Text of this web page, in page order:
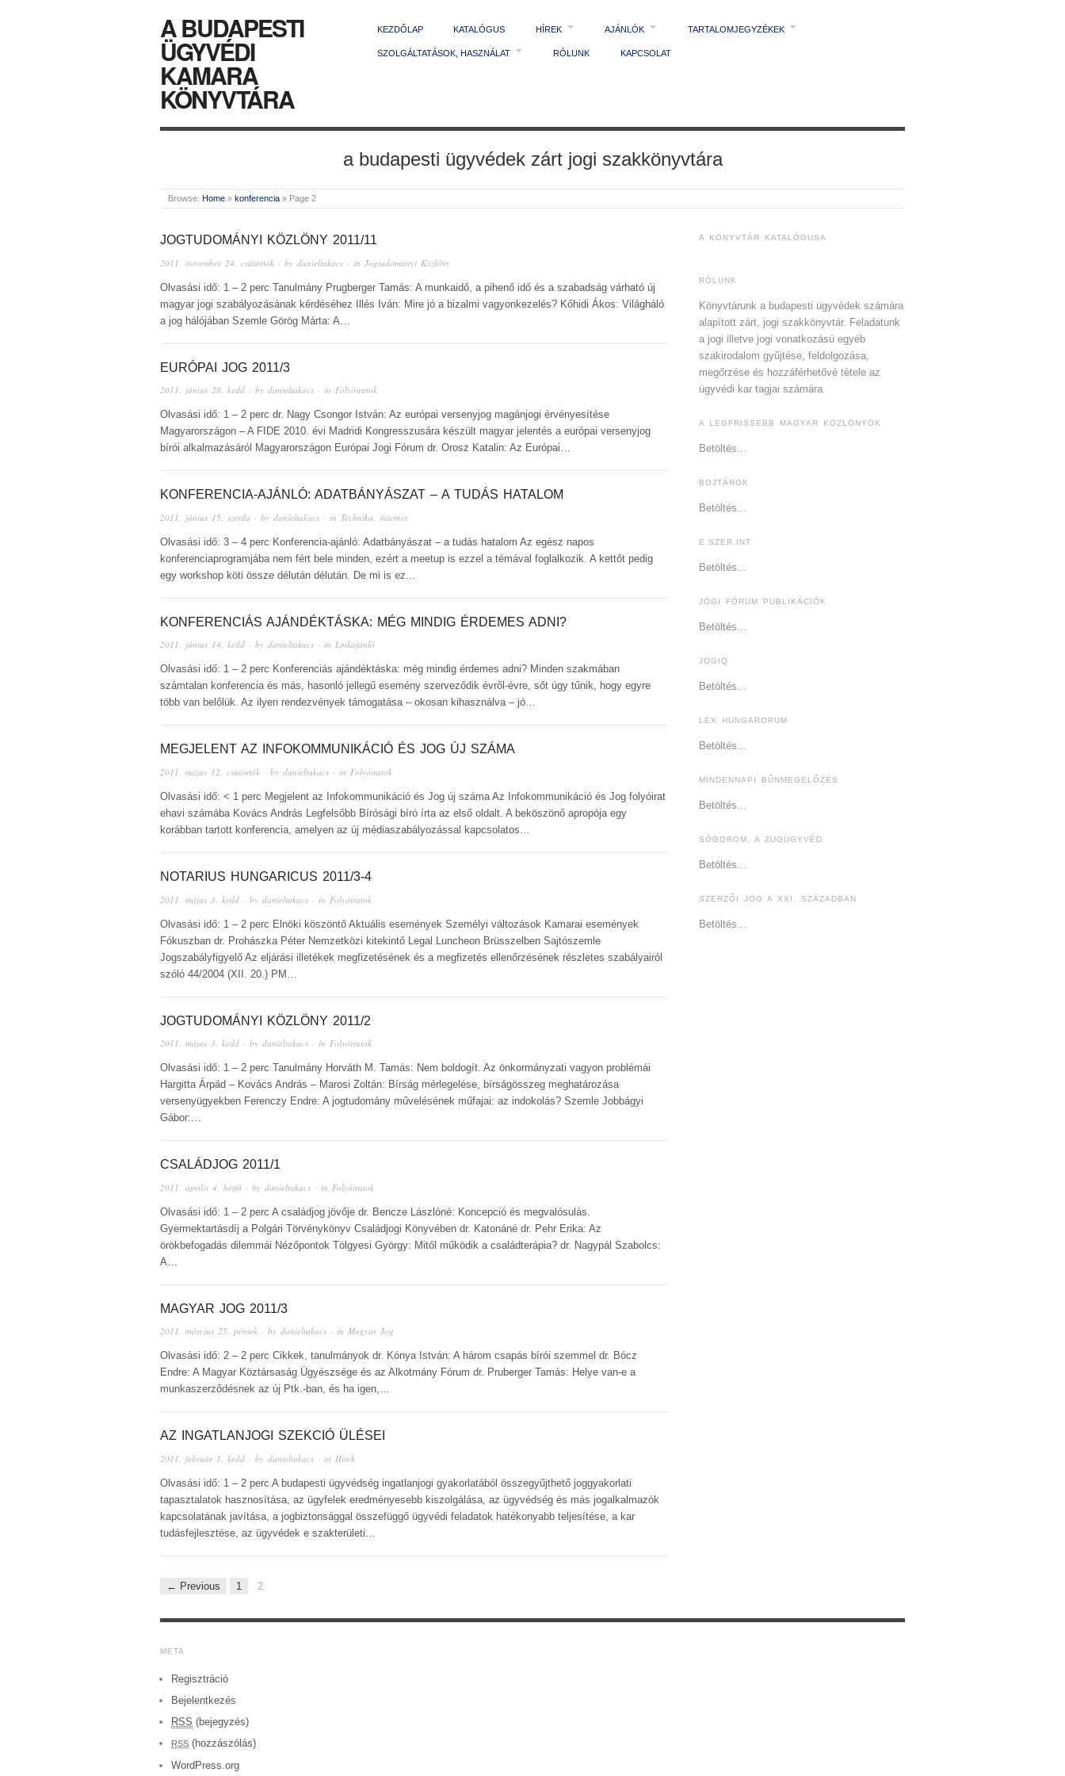
A BUDAPESTI
ÜGYVÉDI
KAMARA
KÖNYVTÁRA
KEZDŐLAP KATALÓGUS HÍREK AJÁNLÓK TARTALOMJEGYZÉKEK
SZOLGÁLTATÁSOK, HASZNÁLAT RÓLUNK KAPCSOLAT
a budapesti ügyvédek zárt jogi szakkönyvtára
Browse: Home » konferencia » Page 2
JOGTUDOMÁNYI KÖZLÖNY 2011/11
2011. november 24. csütörtök · by danieltakacs · in Jogtudományi Közlöny
Olvasási idő: 1 – 2 perc Tanulmány Prugberger Tamás: A munkaidő, a pihenő idő és a szabadság várható új
magyar jogi szabályozásának kérdéséhez Illés Iván: Mire jó a bizalmi vagyonkezelés? Kőhidi Ákos: Világháló
a jog hálójában Szemle Görög Márta: A…
EURÓPAI JOG 2011/3
2011. június 28. kedd · by danieltakacs · in Folyóiratok
Olvasási idő: 1 – 2 perc dr. Nagy Csongor István: Az európai versenyjog magánjogi érvényesítése
Magyarországon – A FIDE 2010. évi Madridi Kongresszusára készült magyar jelentés a európai versenyjog
bírói alkalmazásáról Magyarországon Európai Jogi Fórum dr. Orosz Katalin: Az Európai…
KONFERENCIA-AJÁNLÓ: ADATBÁNYÁSZAT – A TUDÁS HATALOM
2011. június 15. szerda · by danieltakacs · in Technika, internet
Olvasási idő: 3 – 4 perc Konferencia-ajánló: Adatbányászat – a tudás hatalom Az egész napos
konferenciaprogramjába nem fért bele minden, ezért a meetup is ezzel a témával foglalkozik. A kettőt pedig
egy workshop köti össze délután délután. De mi is ez…
KONFERENCIÁS AJÁNDÉKTÁSKA: MÉG MINDIG ÉRDEMES ADNI?
2011. június 14. kedd · by danieltakacs · in Linkajánló
Olvasási idő: 1 – 2 perc Konferenciás ajándéktáska: még mindig érdemes adni? Minden szakmában
számtalan konferencia és más, hasonló jellegű esemény szerveződik évről-évre, sőt úgy tűnik, hogy egyre
több van belőlük. Az ilyen rendezvények támogatása – okosan kihasználva – jó…
MEGJELENT AZ INFOKOMMUNIKÁCIÓ ÉS JOG ÚJ SZÁMA
2011. május 12. csütörtök · by danieltakacs · in Folyóiratok
Olvasási idő: < 1 perc Megjelent az Infokommunikáció és Jog új száma Az Infokommunikáció és Jog folyóirat
ehavi számába Kovács András Legfelsőbb Bírósági bíró írta az első oldalt. A beköszönő apropója egy
korábban tartott konferencia, amelyen az új médiaszabályozással kapcsolatos...
NOTARIUS HUNGARICUS 2011/3-4
2011. május 3. kedd · by danieltakacs · in Folyóiratok
Olvasási idő: 1 – 2 perc Elnöki köszöntő Aktuális események Személyi változások Kamarai események
Fókuszban dr. Prohászka Péter Nemzetközi kitekintő Legal Luncheon Brüsszelben Sajtószemle
Jogszabályfigyelő Az eljárási illetékek megfizetésének és a megfizetés ellenőrzésének részletes szabályairól
szóló 44/2004 (XII. 20.) PM…
JOGTUDOMÁNYI KÖZLÖNY 2011/2
2011. május 3. kedd · by danieltakacs · in Folyóiratok
Olvasási idő: 1 – 2 perc Tanulmány Horváth M. Tamás: Nem boldogít. Az önkormányzati vagyon problémái
Hargitta Árpád – Kovács András – Marosi Zoltán: Bírság mérlegelése, bírságösszeg meghatározása
versenyügyekben Ferenczy Endre: A jogtudomány művelésének műfajai: az indokolás? Szemle Jobbágyi
Gábor:…
CSALÁDJOG 2011/1
2011. április 4. hétfő · by danieltakacs · in Folyóiratok
Olvasási idő: 1 – 2 perc A családjog jövője dr. Bencze Lászlóné: Koncepció és megvalósulás.
Gyermektartásdíj a Polgári Törvénykönyv Családjogi Könyvében dr. Katonáné dr. Pehr Erika: Az
örökbefogadás dilemmái Nézőpontok Tölgyesi György: Mitől működik a családterápia? dr. Nagypál Szabolcs:
A…
MAGYAR JOG 2011/3
2011. március 25. péntek · by danieltakacs · in Magyar Jog
Olvasási idő: 2 – 2 perc Cikkek, tanulmányok dr. Kónya István: A három csapás bírói szemmel dr. Bócz
Endre: A Magyar Köztársaság Ügyészsége és az Alkotmány Fórum dr. Pruberger Tamás: Helye van-e a
munkaszerződésnek az új Ptk.-ban, és ha igen,…
AZ INGATLANJOGI SZEKCIÓ ÜLÉSEI
2011. február 1. kedd · by danieltakacs · in Hírek
Olvasási idő: 1 – 2 perc A budapesti ügyvédség ingatlanjogi gyakorlatából összegyűjthető joggyakorlati
tapasztalatok hasznosítása, az ügyfelek eredményesebb kiszolgálása, az ügyvédség és más jogalkalmazók
kapcsolatának javítása, a jogbiztonsággal összefüggő ügyvédi feladatok hatékonyabb teljesítése, a kar
tudásfejlesztése, az ügyvédek e szakterületi…
← Previous 1 2
A KÖNYVTÁR KATALÓGUSA
RÓLUNK
Könyvtárunk a budapesti ügyvédek számára
alapított zárt, jogi szakkönyvtár. Feladatunk
a jogi illetve jogi vonatkozású egyéb
szakirodalom gyűjtése, feldolgozása,
megőrzése és hozzáférhetővé tétele az
ügyvédi kar tagjai számára.
A LEGFRISSEBB MAGYAR KÖZLÖNYÖK
Betöltés...
BOJTÁROK
Betöltés...
E.SZER.INT
Betöltés...
JOGI FÓRUM PUBLIKÁCIÓK
Betöltés...
JOGIQ
Betöltés...
LEX HUNGARORUM
Betöltés...
MINDENNAPI BŰNMEGELŐZÉS
Betöltés...
SÓGOROM, A ZUGÜGYVÉD
Betöltés...
SZERZŐI JOG A XXI. SZÁZADBAN
Betöltés...
META
Regisztráció
Bejelentkezés
RSS (bejegyzés)
RSS (hozzászólás)
WordPress.org